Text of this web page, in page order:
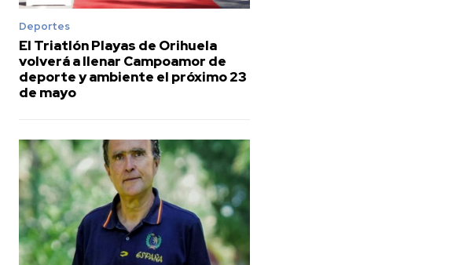
Deportes
El Triatlón Playas de Orihuela
volverá a llenar Campoamor de
deporte y ambiente el próximo 23
de mayo